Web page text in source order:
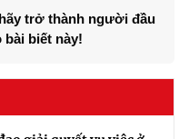
trở thành người đầu
bài biết này!